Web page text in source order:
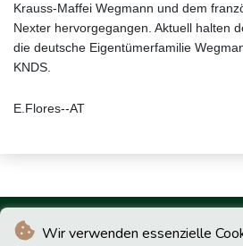
Wir verwenden essenzielle
Krauss-Maffei Wegmann und dem
Nexter hervorgegangen. Aktuell halten
die deutsche Eigentümerfamilie
KNDS.
E.Flores--AT